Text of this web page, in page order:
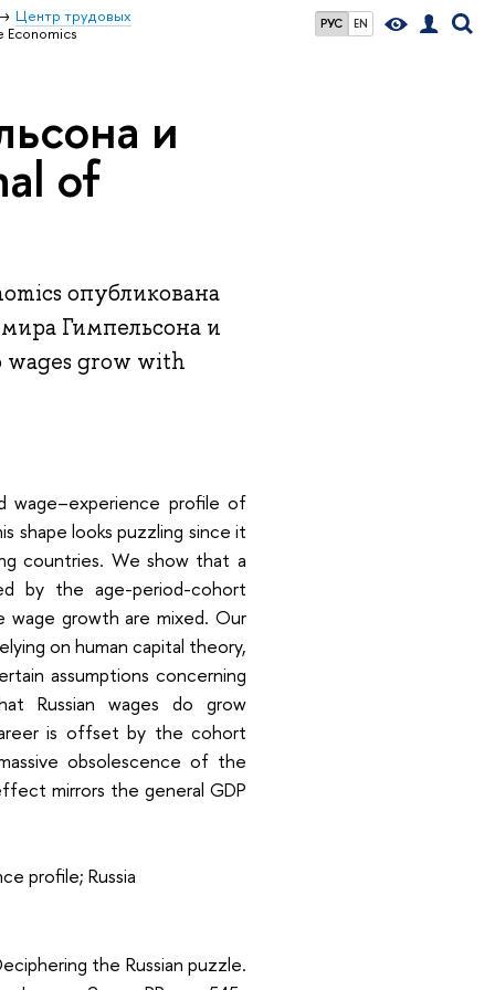
РУС EN
Центр трудовых
Economics
и
of
опубликована
Гимпельсона и
wages grow with
wage–experience profile of
shape looks puzzling since it
countries. We show that a
by the age-period-cohort
growth are mixed. Our
on human capital theory,
assumptions concerning
Russian wages do grow
is offset by the cohort
obsolescence of the
mirrors the general GDP
profile; Russia
the Russian puzzle.